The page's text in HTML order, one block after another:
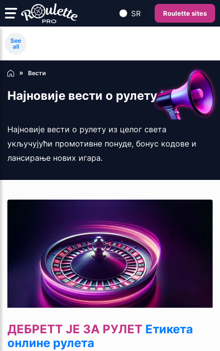
SR Roulette sites
See
all
Вести
Најновије вести о рулету
Најновије вести о рулету из целог света
укључујући промотивне понуде, бонус кодове и
лансирање нових игара.
ДЕБРЕТТ ЈЕ ЗА РУЛЕТ Етикета
онлине рулета